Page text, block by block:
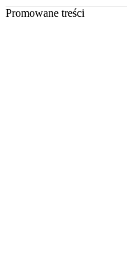
Promowane treści